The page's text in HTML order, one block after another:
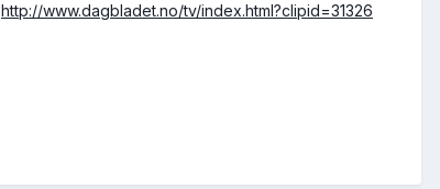
http://www.dagbladet.no/tv/index.html?clipid=31326